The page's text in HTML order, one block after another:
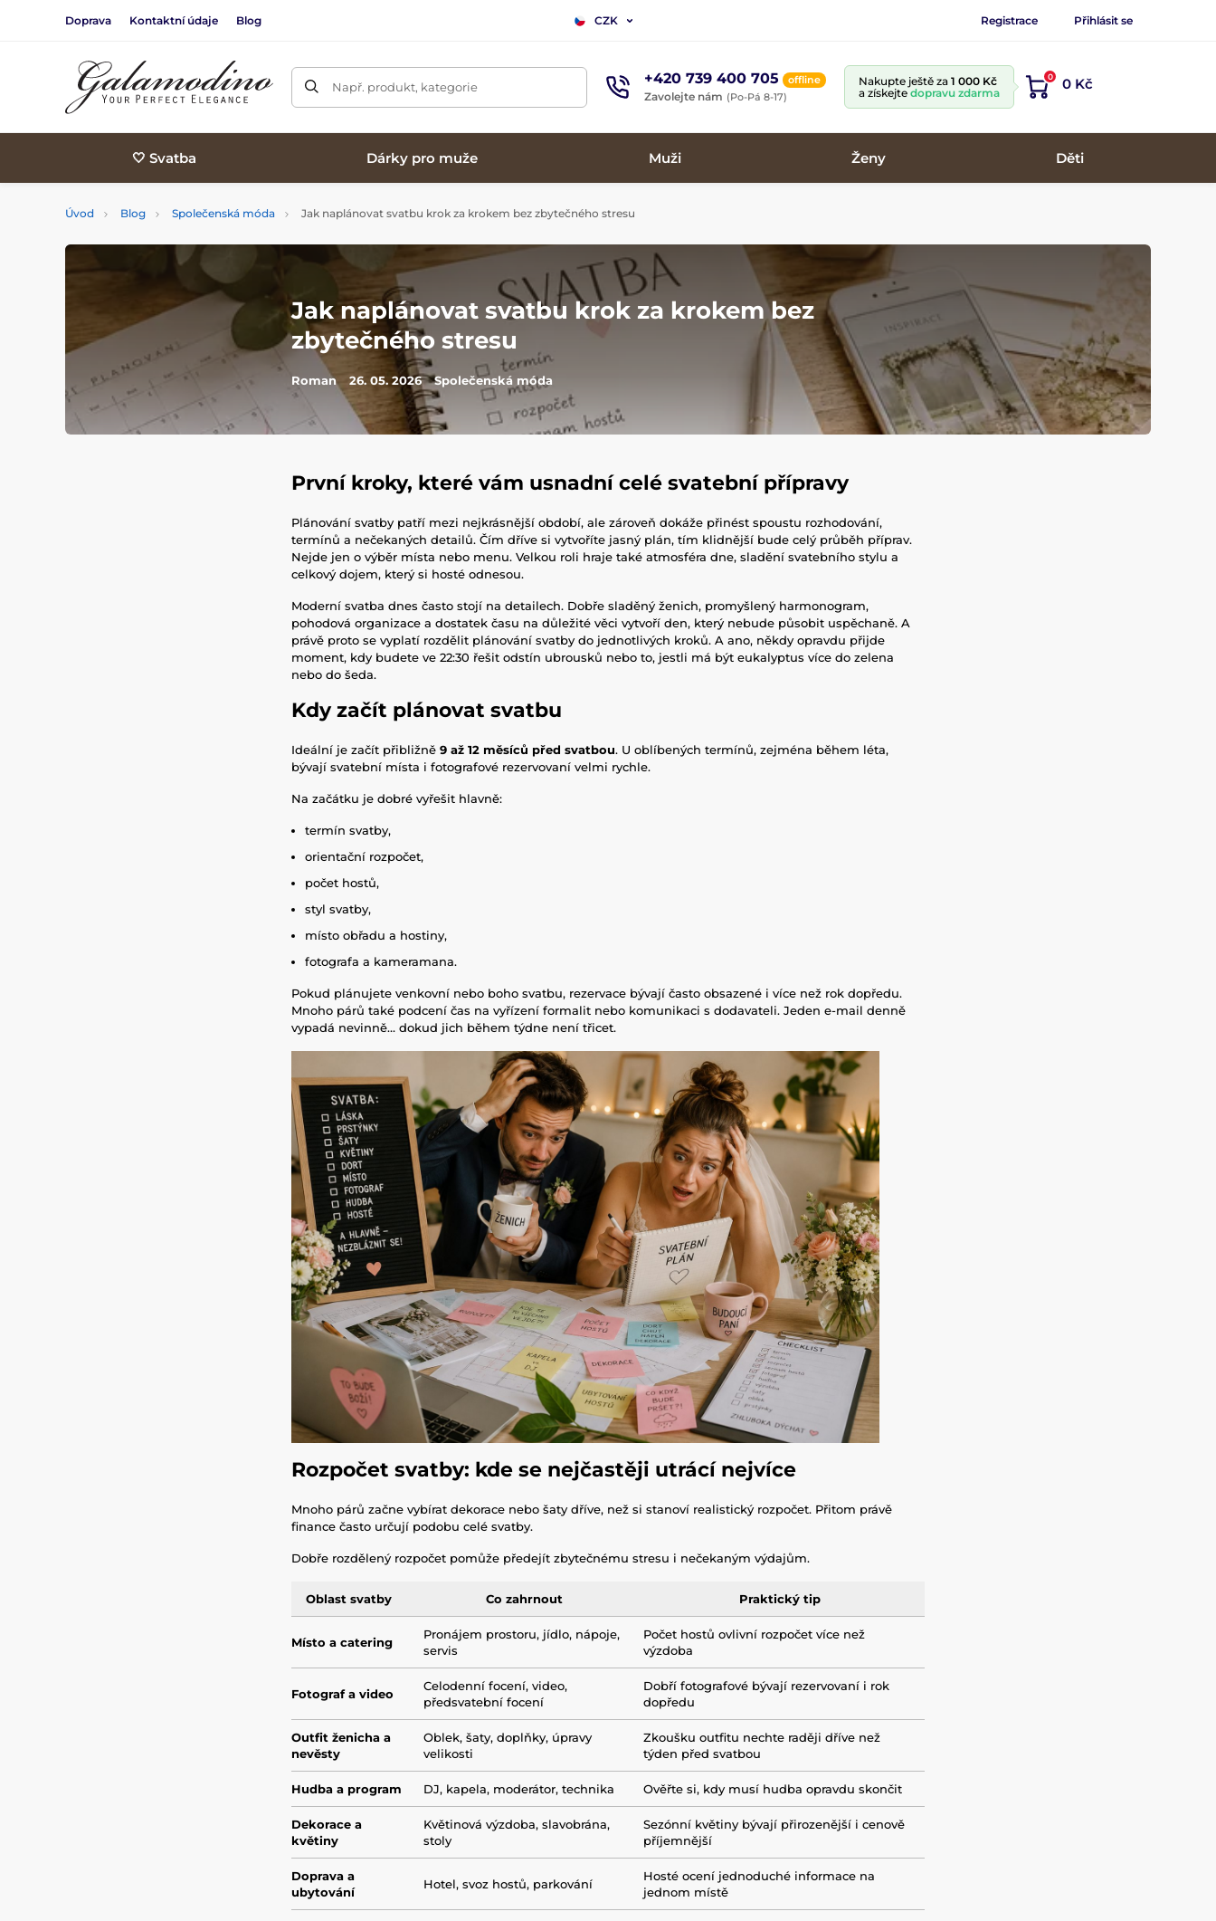
Doprava Kontaktní údaje Blog CZK Registrace Přihlásit se
Např. produkt, kategorie +420 739 400 705 offline
Zavolejte nám (Po-Pá 8-17)
Nakupte ještě za 1 000 Kč
a získejte dopravu zdarma
0 0 Kč
🤍 Svatba Dárky pro muže Muži Ženy Děti
Úvod Blog Společenská móda Jak naplánovat svatbu krok za krokem bez zbytečného stresu
Jak naplánovat svatbu krok za krokem bez
zbytečného stresu
Roman 26. 05. 2026 Společenská móda
První kroky, které vám usnadní celé svatební přípravy
Plánování svatby patří mezi nejkrásnější období, ale zároveň dokáže přinést spoustu rozhodování,
termínů a nečekaných detailů. Čím dříve si vytvoříte jasný plán, tím klidnější bude celý průběh příprav.
Nejde jen o výběr místa nebo menu. Velkou roli hraje také atmosféra dne, sladění svatebního stylu a
celkový dojem, který si hosté odnesou.
Moderní svatba dnes často stojí na detailech. Dobře sladěný ženich, promyšlený harmonogram,
pohodová organizace a dostatek času na důležité věci vytvoří den, který nebude působit uspěchaně. A
právě proto se vyplatí rozdělit plánování svatby do jednotlivých kroků. A ano, někdy opravdu přijde
moment, kdy budete ve 22:30 řešit odstín ubrousků nebo to, jestli má být eukalyptus více do zelena
nebo do šeda.
Kdy začít plánovat svatbu
Ideální je začít přibližně 9 až 12 měsíců před svatbou. U oblíbených termínů, zejména během léta,
bývají svatební místa i fotografové rezervovaní velmi rychle.
Na začátku je dobré vyřešit hlavně:
termín svatby,
orientační rozpočet,
počet hostů,
styl svatby,
místo obřadu a hostiny,
fotografa a kameramana.
Pokud plánujete venkovní nebo boho svatbu, rezervace bývají často obsazené i více než rok dopředu.
Mnoho párů také podcení čas na vyřízení formalit nebo komunikaci s dodavateli. Jeden e-mail denně
vypadá nevinně… dokud jich během týdne není třicet.
Rozpočet svatby: kde se nejčastěji utrácí nejvíce
Mnoho párů začne vybírat dekorace nebo šaty dříve, než si stanoví realistický rozpočet. Přitom právě
finance často určují podobu celé svatby.
Dobře rozdělený rozpočet pomůže předejít zbytečnému stresu i nečekaným výdajům.
Oblast svatby Co zahrnout Praktický tip
Místo a catering
Pronájem prostoru, jídlo, nápoje,
servis
Počet hostů ovlivní rozpočet více než
výzdoba
Fotograf a video
Celodenní focení, video,
předsvatební focení
Dobří fotografové bývají rezervovaní i rok
dopředu
Outfit ženicha a
nevěsty
Oblek, šaty, doplňky, úpravy
velikosti
Zkoušku outfitu nechte raději dříve než
týden před svatbou
Hudba a program DJ, kapela, moderátor, technika Ověřte si, kdy musí hudba opravdu skončit
Dekorace a
květiny
Květinová výzdoba, slavobrána,
stoly
Sezónní květiny bývají přirozenější i cenově
příjemnější
Doprava a
ubytování
Hotel, svoz hostů, parkování
Hosté ocení jednoduché informace na
jednom místě